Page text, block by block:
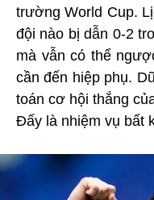
trường World Cup.
đội nào bị dẫn 0-2
mà vẫn có thể
cần đến hiệp phụ.
toán cơ hội thắng
Đấy là nhiệm vụ bất